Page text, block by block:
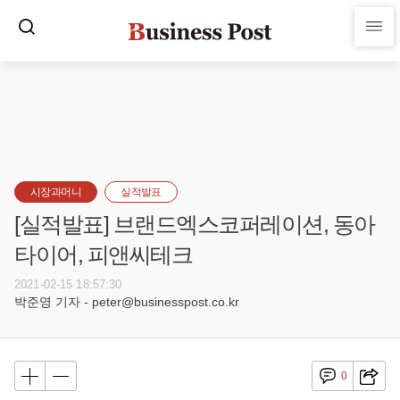
시장과머니 실적발표
[실적발표] 브랜드엑스코퍼레이션, 동아
타이어, 피앤씨테크
2021-02-15 18:57:30
박준영 기자 - peter@businesspost.co.kr
0